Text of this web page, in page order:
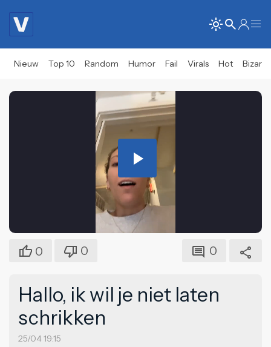
Nieuw Top 10 Random Humor Fail Virals Hot Bizar
Play
Video
0 0 0
Hallo, ik wil je niet laten
schrikken
25/04 19:15